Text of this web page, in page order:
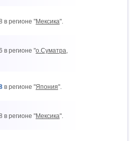
в регионе "Мексика".
в регионе "о.Суматра,
в регионе "Япония".
в регионе "Мексика".